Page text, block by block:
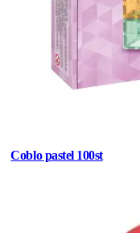
Coblo pastel 100st